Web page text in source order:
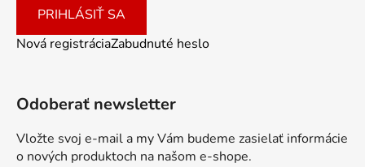
PRIHLÁSIŤ SA
Nová registráciaZabudnuté heslo
Odoberať newsletter
Vložte svoj e-mail a my Vám budeme zasielať informácie
o nových produktoch na našom e-shope.